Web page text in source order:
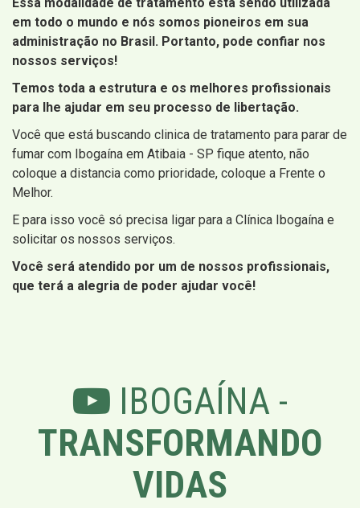
Essa modalidade de tratamento está sendo utilizada
em todo o mundo e nós somos pioneiros em sua
administração no Brasil. Portanto, pode confiar nos
nossos serviços!
Temos toda a estrutura e os melhores profissionais
para lhe ajudar em seu processo de libertação.
Você que está buscando clinica de tratamento para parar de
fumar com Ibogaína em Atibaia - SP fique atento, não
coloque a distancia como prioridade, coloque a Frente o
Melhor.
E para isso você só precisa ligar para a Clínica Ibogaína e
solicitar os nossos serviços.
Você será atendido por um de nossos profissionais,
que terá a alegria de poder ajudar você!
IBOGAÍNA -
TRANSFORMANDO
VIDAS